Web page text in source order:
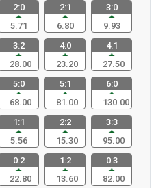
2:0
5.71
2:1
6.80
3:0
9.93
3:2
28.00
4:0
23.20
4:1
27.50
5:0
68.00
5:1
81.00
6:0
130.00
1:1
5.56
2:2
15.30
3:3
95.00
0:2
22.80
1:2
13.60
0:3
82.00